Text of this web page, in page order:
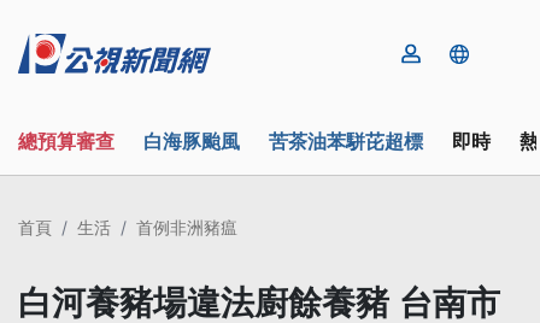
總預算審查 白海豚颱風 苦茶油苯駢芘超標 即時
首頁 生活 首例非洲豬瘟
白河養豬場違法廚餘養豬 台南市